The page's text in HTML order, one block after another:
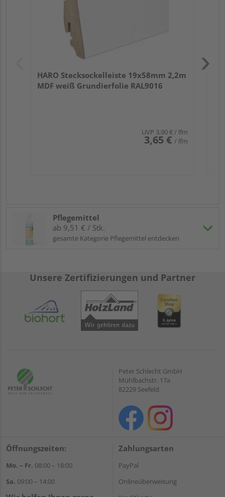
HARO Stecksockelleiste 19x58mm 2,2m
MDF weiß Grundierfolie RAL9016
UVP 3,90 €/ lfm
3,65 € / lfm
Pflegemittel
ab 9,51 € / Stk.
gesamte Kategorie Pflegemittel entdecken
Unsere Zertifizierungen und Partner
Peter Schlecht GmbH
Mühlbachstr. 17a
82229 Seefeld
Öffnungszeiten:
Mo. – Fr. 08:00 – 18:00
Sa. 09:00 – 14:00
Zahlungsarten
PayPal
Onlineüberweisung